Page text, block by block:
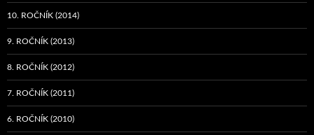
10. ROČNÍK (2014)
9. ROČNÍK (2013)
8. ROČNÍK (2012)
7. ROČNÍK (2011)
6. ROČNÍK (2010)